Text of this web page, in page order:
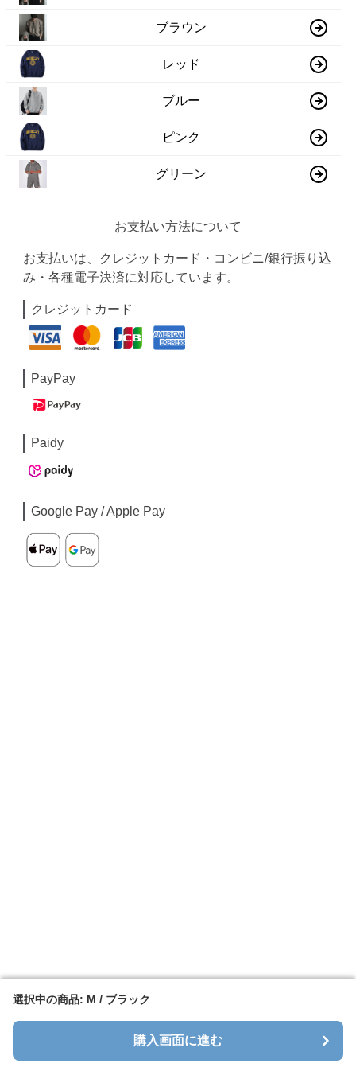
選択中の商品: M / ブラック
購入画面に進む
選択中の商品: M / ブラック
購入画面に進む
ブラウン
レッド
ブルー
ピンク
グリーン
お支払い方法について
お支払いは、クレジットカード・コンビニ/銀行振り込
み・各種電子決済に対応しています。
クレジットカード
PayPay
Paidy
Google Pay / Apple Pay